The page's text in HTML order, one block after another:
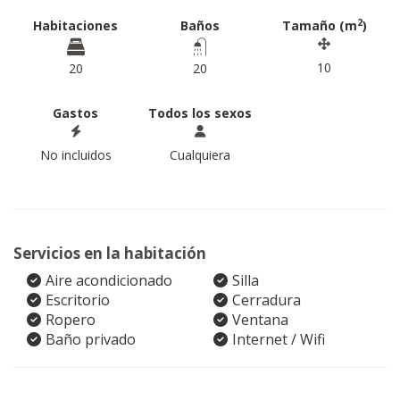
Habitaciones
20
Baños
20
Tamaño (m2)
10
Gastos
No incluidos
Todos los sexos
Cualquiera
Servicios en la habitación
Aire acondicionado
Silla
Escritorio
Cerradura
Ropero
Ventana
Baño privado
Internet / Wifi